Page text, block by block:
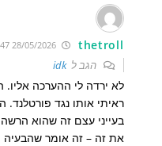
thetroll
28/05/2026 16:48:47
הגב לidk
לא ירדה לי ההערכה אליו.
ראיתי אותו נגד
בעייני עצם זה שהוא
את זה – זה אומר